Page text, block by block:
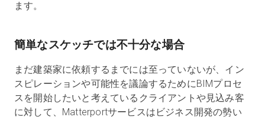
ます。
簡単なスケッチでは不十分な場合
まだ建築家に依頼するまでには至っていないが、イン
スピレーションや可能性を議論するためにBIMプロセ
スを開始したいと考えているクライアントや見込み客
に対して、Matterportサービスはビジネス開発の勢い